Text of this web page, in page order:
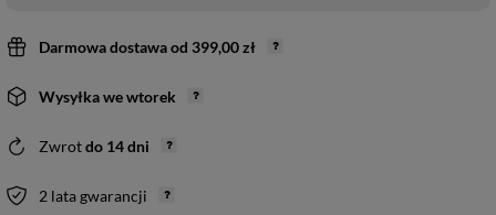
Darmowa dostawaod 399,00 zł
Wysyłkawe wtorek
Zwrotdo 14dni
2 lata gwarancji